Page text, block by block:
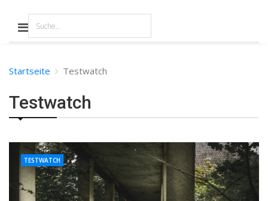
Startseite Testwatch
Testwatch
TESTWATCH